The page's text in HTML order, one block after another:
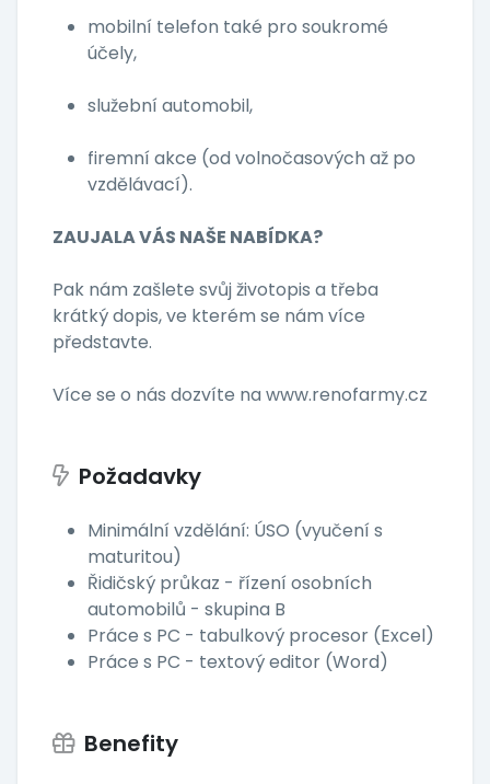
mobilní telefon také pro soukromé
účely,
služební automobil,
firemní akce (od volnočasových až po
vzdělávací).
ZAUJALA VÁS NAŠE NABÍDKA?
Pak nám zašlete svůj životopis a třeba
krátký dopis, ve kterém se nám více
představte.
Více se o nás dozvíte na www.renofarmy.cz
Požadavky
Minimální vzdělání: ÚSO (vyučení s
maturitou)
Řidičský průkaz - řízení osobních
automobilů - skupina B
Práce s PC - tabulkový procesor (Excel)
Práce s PC - textový editor (Word)
Benefity